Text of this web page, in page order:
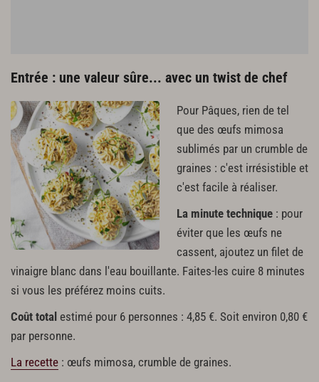
Entrée : une valeur sûre... avec un twist de chef
Pour Pâques, rien de tel
que des œufs mimosa
sublimés par un crumble de
graines : c'est irrésistible et
c'est facile à réaliser.
La minute technique : pour
éviter que les œufs ne
cassent, ajoutez un filet de
vinaigre blanc dans l'eau bouillante. Faites-les cuire 8 minutes
si vous les préférez moins cuits.
Coût total estimé pour 6 personnes : 4,85 €. Soit environ 0,80 €
par personne.
La recette : œufs mimosa, crumble de graines.